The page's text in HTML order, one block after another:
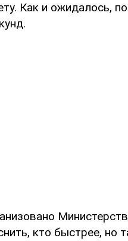
Как и ожидалось,
кто быстрее, но